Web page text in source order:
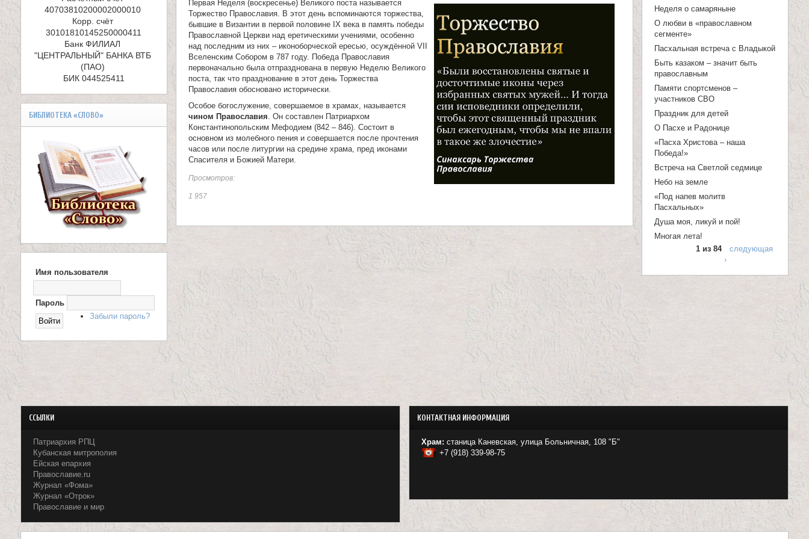
о
м
у
к
т
н
Первая Неделя (воскресенье) Великого поста называется
Торжество Православия. В этот день вспоминаются торжества,
бывшие в Византии в первой половине IX века в память победы
Православной Церкви над еретическими учениями, особенно
над последним из них – иконоборческой ересью, осуждённой VII
Вселенским Собором в 787 году. Победа Православия
первоначально была отпразднована в первую Неделю Великого
поста, так что празднование в этот день Торжества
Православия обосновано исторически.
Особое богослужение, совершаемое в храмах, называется
чином Православия. Он составлен Патриархом
Константинопольским Мефодием (842 – 846). Состоит в
основном из молебного пения и совершается после прочтения
часов или после литургии на средине храма, пред иконами
Спасителя и Божией Матери.
Просмотров:
1 957
40703810200002000010
Корр. счёт
Банк ФИЛИАЛ
"ЦЕНТРАЛЬНЫЙ" БАНКА ВТБ
(ПАО)
БИК 044525411
БИБЛИОТЕКА «СЛОВО»
О
Имя пользователя
Пароль
Забыли пароль?
п
о
и
с
к
а
Неделя о самаряныне
О любви в «православном
сегменте»
Пасхальная встреча с Владыкой
Быть казаком – значит быть
православным
Памяти спортсменов –
участников СВО
Праздник для детей
О Пасхе и Радонице
«Пасха Христова – наша
Победа!»
Встреча на Светлой седмице
Небо на земле
«Под напев молитв
Пасхальных»
Душа моя, ликуй и пой!
Многая лета!
1 из 84
следующая
›
ССЫЛКИ
Патриархия РПЦ
Кубанская митрополия
Ейская епархия
Православие.ru
Журнал «Фома»
Журнал «Отрок»
Православие и мир
КОНТАКТНАЯ ИНФОРМАЦИЯ
Храм: станица Каневская, улица Больничная, 108 "Б"
+7 (918) 339-98-75